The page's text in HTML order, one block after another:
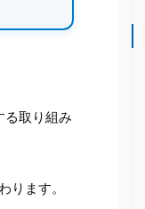
取り組み
ます。